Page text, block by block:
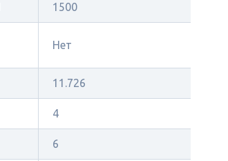
1500
Нет
11.726
4
6